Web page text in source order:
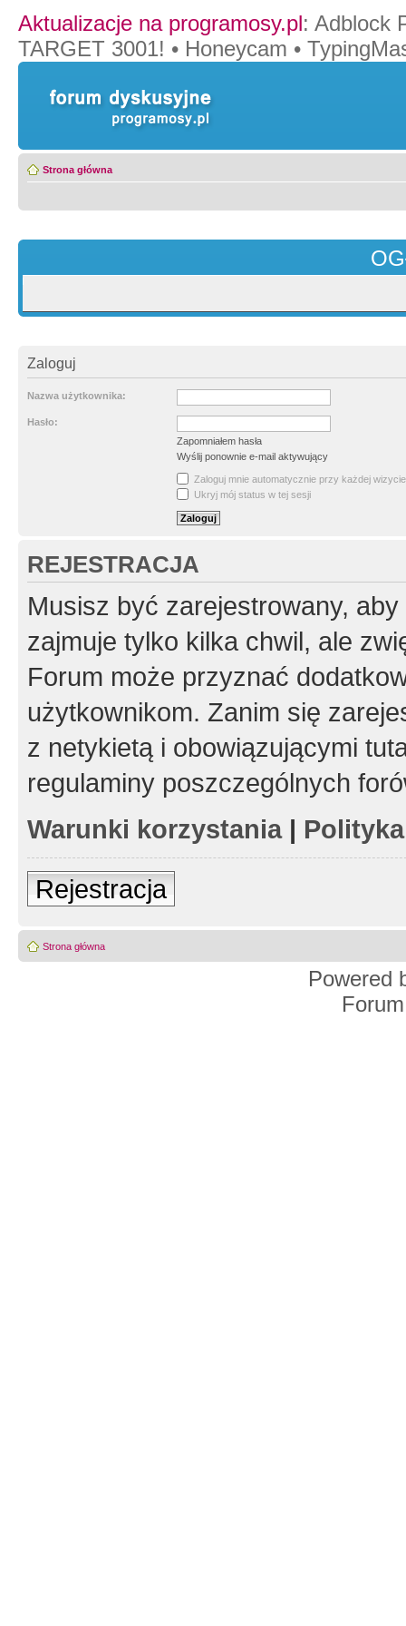
Aktualizacje na programosy.pl: Adblock
TARGET 3001! • Honeycam •
Strona główna
Zaloguj
Nazwa użytkownika:
Hasło:
Zapomniałem hasła
Wyślij ponownie e-mail aktywujący
Zaloguj mnie automatycznie przy każdej wizycie
Ukryj mój status w tej sesji
REJESTRACJA
Musisz być zarejestrowany,
zajmuje tylko kilka chwil, ale
Forum może przyznać
użytkownikom. Zanim się
z netykietą i obowiązującymi
regulaminy poszczególnych
Warunki korzystania|
Rejestracja
Strona główna
Powered